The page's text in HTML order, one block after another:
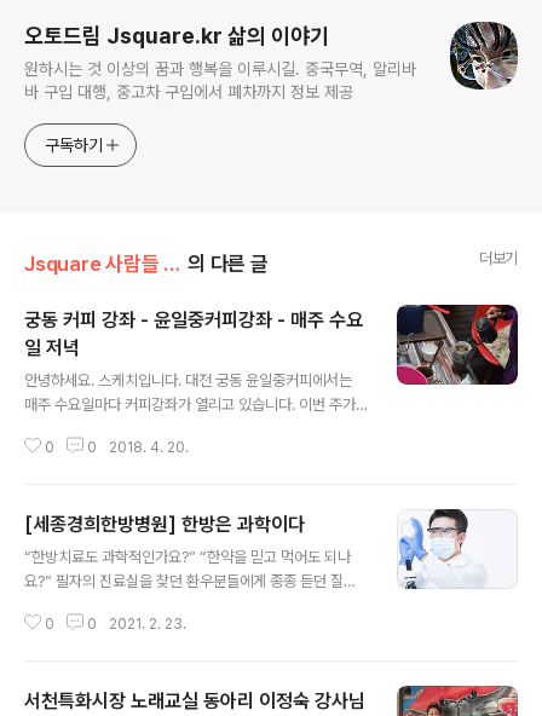
오토드림 Jsquare.kr 삶의 이야기
원하시는 것 이상의 꿈과 행복을 이루시길. 중국무역, 알리바
바 구입 대행, 중고차 구입에서 폐차까지 정보 제공
구독하기
Jsquare 사람들 OFF-LINE STORY 의 다른 글 더보기
궁동 커피 강좌 - 윤일중커피강좌 - 매주 수요
일 저녁
안녕하세요. 스케치입니다. 대전 궁동 윤일중커피에서는
매주 수요일마다 커피강좌가 열리고 있습니다. 이번 주가
는 분들이 직접 실습을 하면서 커피에 대한 이해를 키우고
저는 커피에 대해서는 잘 모르는데, 실습하시는 분들이 3-
4번씩 직접 실습해 볼 수 있어서 확실하게 커피에 대해서
배울 수 있는 기회가 될 것 같습니다. 커피도 원두에서부터
라 맛이 다 달라진다고 합니다. 믹스커피에, 그리고 주문하
0 0 2018. 4. 20.
[세종경희한방병원] 한방은 과학이다
“한방치료도 과학적인가요?” “한약을 믿고 먹어도 되나
요?” 필자의 진료실을 찾던 환우분들에게 종종 듣던 질문
본 등 한자문화권 지역의 의약과 교류되면서 연구, 전승되
행한다. 실험 결과를 분석하고 결론을 도출한다. 필자는 한
0 0 2021. 2. 23.
서천특화시장 노래교실 동아리 이정숙 강사님